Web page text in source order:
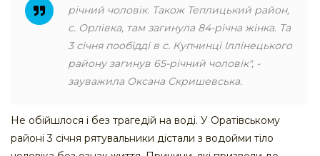
річний чоловік. Також Теплицький район,
с. Орлівка, там загинула 84-річна жінка. Та
3 січня пообідді в с. Купчинці Іллінецького
району загинув 65-річний чоловік", -
зауважила Оксана Скришевська.
Не обійшлося і без трагедій на воді. У Оратівському
районі 3 січня рятувальники дістали з водойми тіло